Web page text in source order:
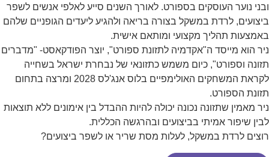
ובני נוער העוסקים בספורט. לאורך השנים סייע לאלפי אנשים לשפר
ביצועים, לרדת במשקל בצורה בריאה ולהגיע ליעדים הגופניים שלהם
באמצעות תהליך מקצועי ומותאם אישית.
ניר הוא מייסד ה"אקדמיה לתזונת ספורט", יוצר הפודקאסט- "מדברים
תזונה וספורט", כיום משמש כתזונאי של נבחרת ישראל בשחייה
לקראת המשחקים האולימפיים בלוס אנג'לס 2028 ומרצה בתחום
תזונת הספורט.
ניר מאמין שתזונה נכונה יכולה להיות ההבדל בין אימונים ללא תוצאות
לבין שיפור אמיתי בביצועים ובהרגשה הכללית.
רוצים לרדת במשקל, לעלות מסת שריר או לשפר ביצועים?